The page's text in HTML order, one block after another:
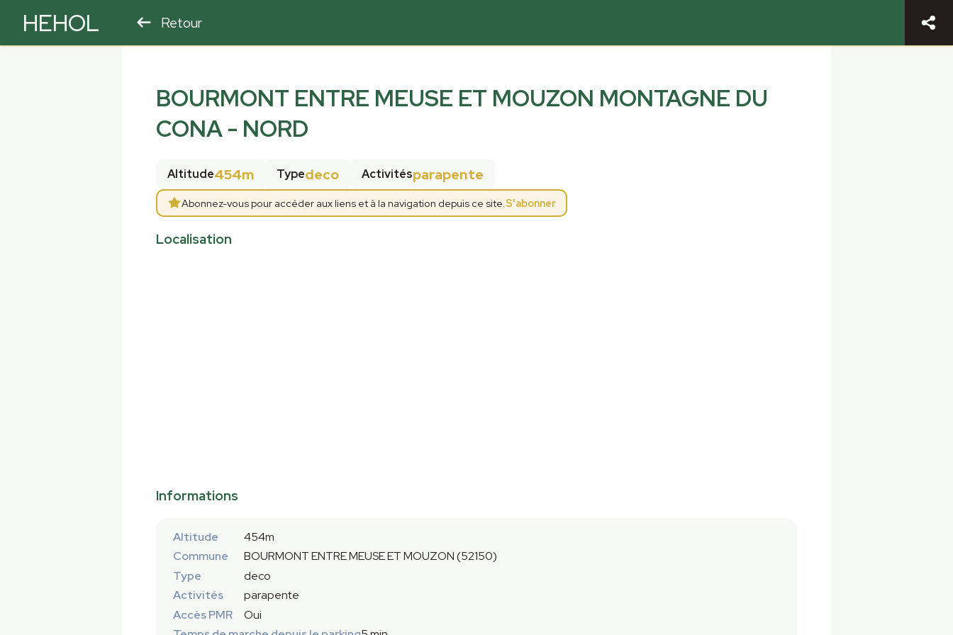
HEHOL Retour
BOURMONT ENTRE MEUSE ET MOUZON MONTAGNE DU
CONA - NORD
Altitude454m Typedeco Activitésparapente
Abonnez-vous pour accéder aux liens et à la navigation depuis ce site.S'abonner
Localisation
Informations
Altitude
454m
Commune
BOURMONT ENTRE MEUSE ET MOUZON (52150)
Type
deco
Activités
parapente
Accès PMR
Oui